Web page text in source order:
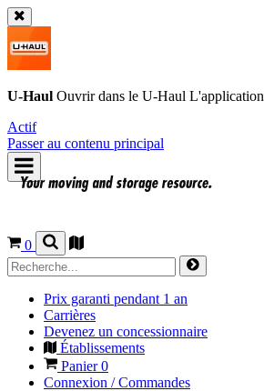
U-Haul Ouvrir dans le U-Haul L'application
Actif
Passer au contenu principal
0
Prix garanti pendant 1 an
Carrières
Devenez un concessionnaire
Établissements
Panier0
Connexion / Commandes